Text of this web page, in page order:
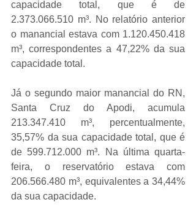
capacidade total, que é de
2.373.066.510 m³. No relatório anterior
o manancial estava com 1.120.450.418
m³, correspondentes a 47,22% da sua
capacidade total.
Já o segundo maior manancial do RN,
Santa Cruz do Apodi, acumula
213.347.410 m³, percentualmente,
35,57% da sua capacidade total, que é
de 599.712.000 m³. Na última quarta-
feira, o reservatório estava com
206.566.480 m³, equivalentes a 34,44%
da sua capacidade.